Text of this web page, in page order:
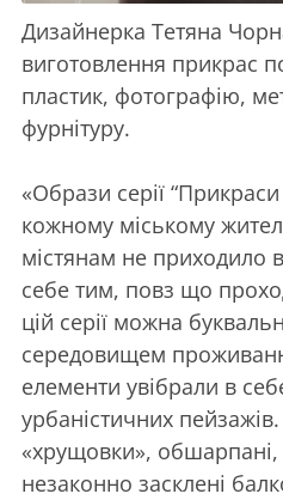
Дизайнерка Тетяна
виготовлення прикрас
пластик, фотографію,
фурнітуру.
«Образи серії “Прикраси
кожному міському
містянам не приходило
себе тим, повз що
цій серії можна
середовищем
елементи увібрали в
урбаністичних пейзажів.
«хрущовки», обшарпані,
незаконно засклені